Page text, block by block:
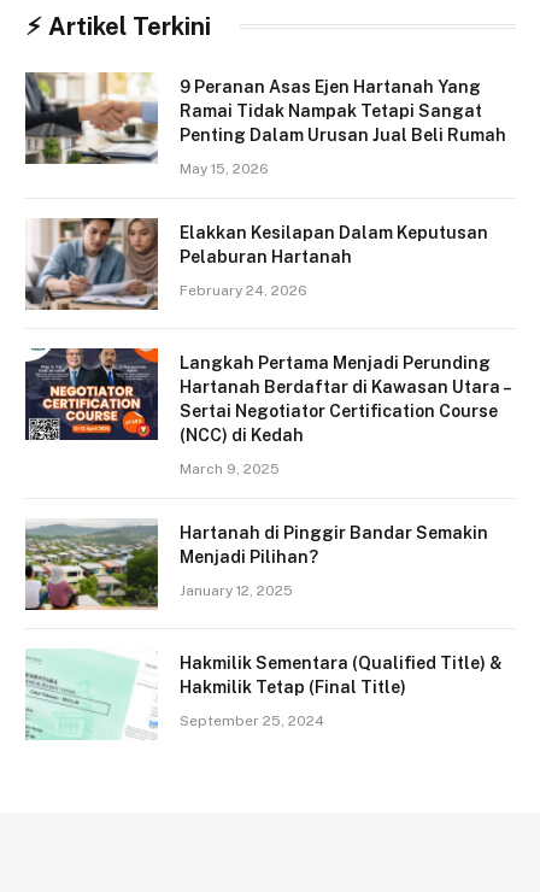
⚡︎ Artikel Terkini
9 Peranan Asas Ejen Hartanah Yang
Ramai Tidak Nampak Tetapi Sangat
Penting Dalam Urusan Jual Beli Rumah
May 15, 2026
Elakkan Kesilapan Dalam Keputusan
Pelaburan Hartanah
February 24, 2026
Langkah Pertama Menjadi Perunding
Hartanah Berdaftar di Kawasan Utara –
Sertai Negotiator Certification Course
(NCC) di Kedah
March 9, 2025
Hartanah di Pinggir Bandar Semakin
Menjadi Pilihan?
January 12, 2025
Hakmilik Sementara (Qualified Title) &
Hakmilik Tetap (Final Title)
September 25, 2024